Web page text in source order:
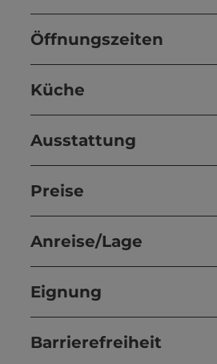
Öffnungszeiten
Küche
Ausstattung
Preise
Anreise/Lage
Eignung
Barrierefreiheit